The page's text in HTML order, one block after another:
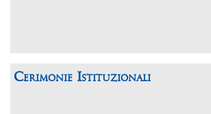
Cerimonie Istituzionali